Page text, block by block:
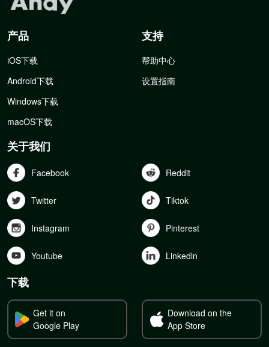
产品
iOS下载
Android下载
Windows下载
macOS下载
支持
帮助中心
设置指南
关于我们
Facebook Reddit
Twitter Tiktok
Instagram Pinterest
Youtube Linkedln
下载
Get it on
Google Play
Download on the
App Store